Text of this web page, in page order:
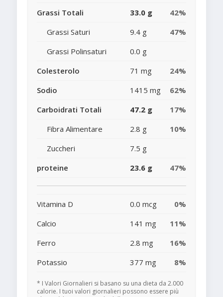
Grassi Totali 33.0 g
42%
Grassi Saturi
9.4 g
47%
Grassi Polinsaturi
0.0 g
Colesterolo
71 mg
24%
Sodio
1415 mg
62%
Carboidrati Totali
47.2 g
17%
Fibra Alimentare
2.8 g
10%
Zuccheri
7.5 g
proteine
23.6 g 47%
Vitamina D 0.0 mcg
0%
Calcio
141 mg
11%
Ferro
2.8 mg
16%
Potassio
377 mg 8%
* I Valori Giornalieri si basano su una dieta da 2.000
calorie. I tuoi valori giornalieri possono essere più